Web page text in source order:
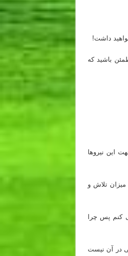
داشت!
باشید که
این نیروها
تلاش و
کنم پس چرا
در آن نیست